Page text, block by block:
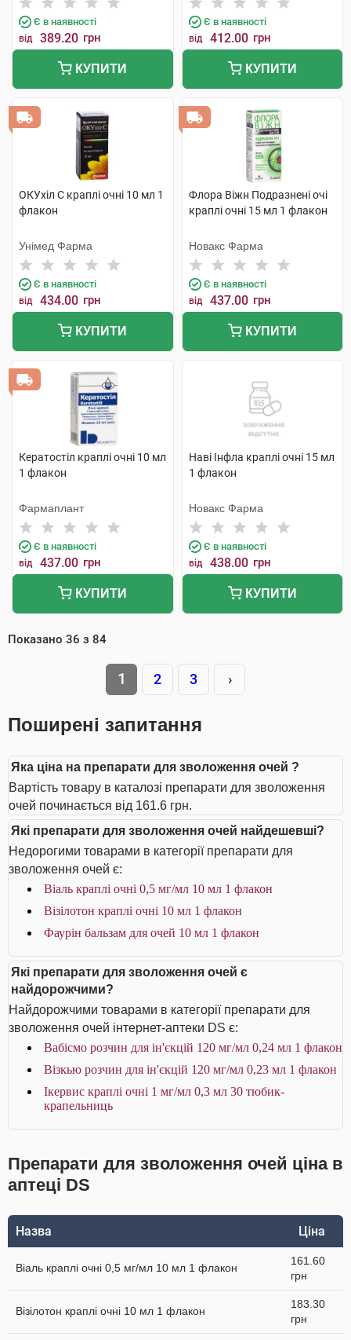
Є в наявності
від 389.20 грн
КУПИТИ
Є в наявності
від 412.00 грн
КУПИТИ
ОКУхіл С краплі очні 10 мл 1
флакон
Унімед Фарма
Є в наявності
від 434.00 грн
КУПИТИ
Флора Віжн Подразнені очі
краплі очні 15 мл 1 флакон
Новакс Фарма
Є в наявності
від 437.00 грн
КУПИТИ
Кератостіл краплі очні 10 мл
1 флакон
Фармаплант
Є в наявності
від 437.00 грн
КУПИТИ
Наві Інфла краплі очні 15 мл
1 флакон
Новакс Фарма
Є в наявності
від 438.00 грн
КУПИТИ
Показано 36 з 84
1 2 3 ›
Поширені запитання
Яка ціна на препарати для зволоження очей ?
Вартість товару в каталозі препарати для зволоження
очей починається від 161.6 грн.
Які препарати для зволоження очей найдешевші?
Недорогими товарами в категорії препарати для
зволоження очей є:
Віаль краплі очні 0,5 мг/мл 10 мл 1 флакон
Візілотон краплі очні 10 мл 1 флакон
Фаурін бальзам для очей 10 мл 1 флакон
Які препарати для зволоження очей є
найдорожчими?
Найдорожчими товарами в категорії препарати для
зволоження очей інтернет-аптеки DS є:
Вабісмо розчин для ін'єкцій 120 мг/мл 0,24 мл 1 флакон
Візкью розчин для ін'єкцій 120 мг/мл 0,23 мл 1 флакон
Ікервис краплі очні 1 мг/мл 0,3 мл 30 тюбик-
крапельниць
Препарати для зволоження очей ціна в
аптеці DS
Назва Ціна
Віаль краплі очні 0,5 мг/мл 10 мл 1 флакон
161.60
грн
Візілотон краплі очні 10 мл 1 флакон
183.30
грн